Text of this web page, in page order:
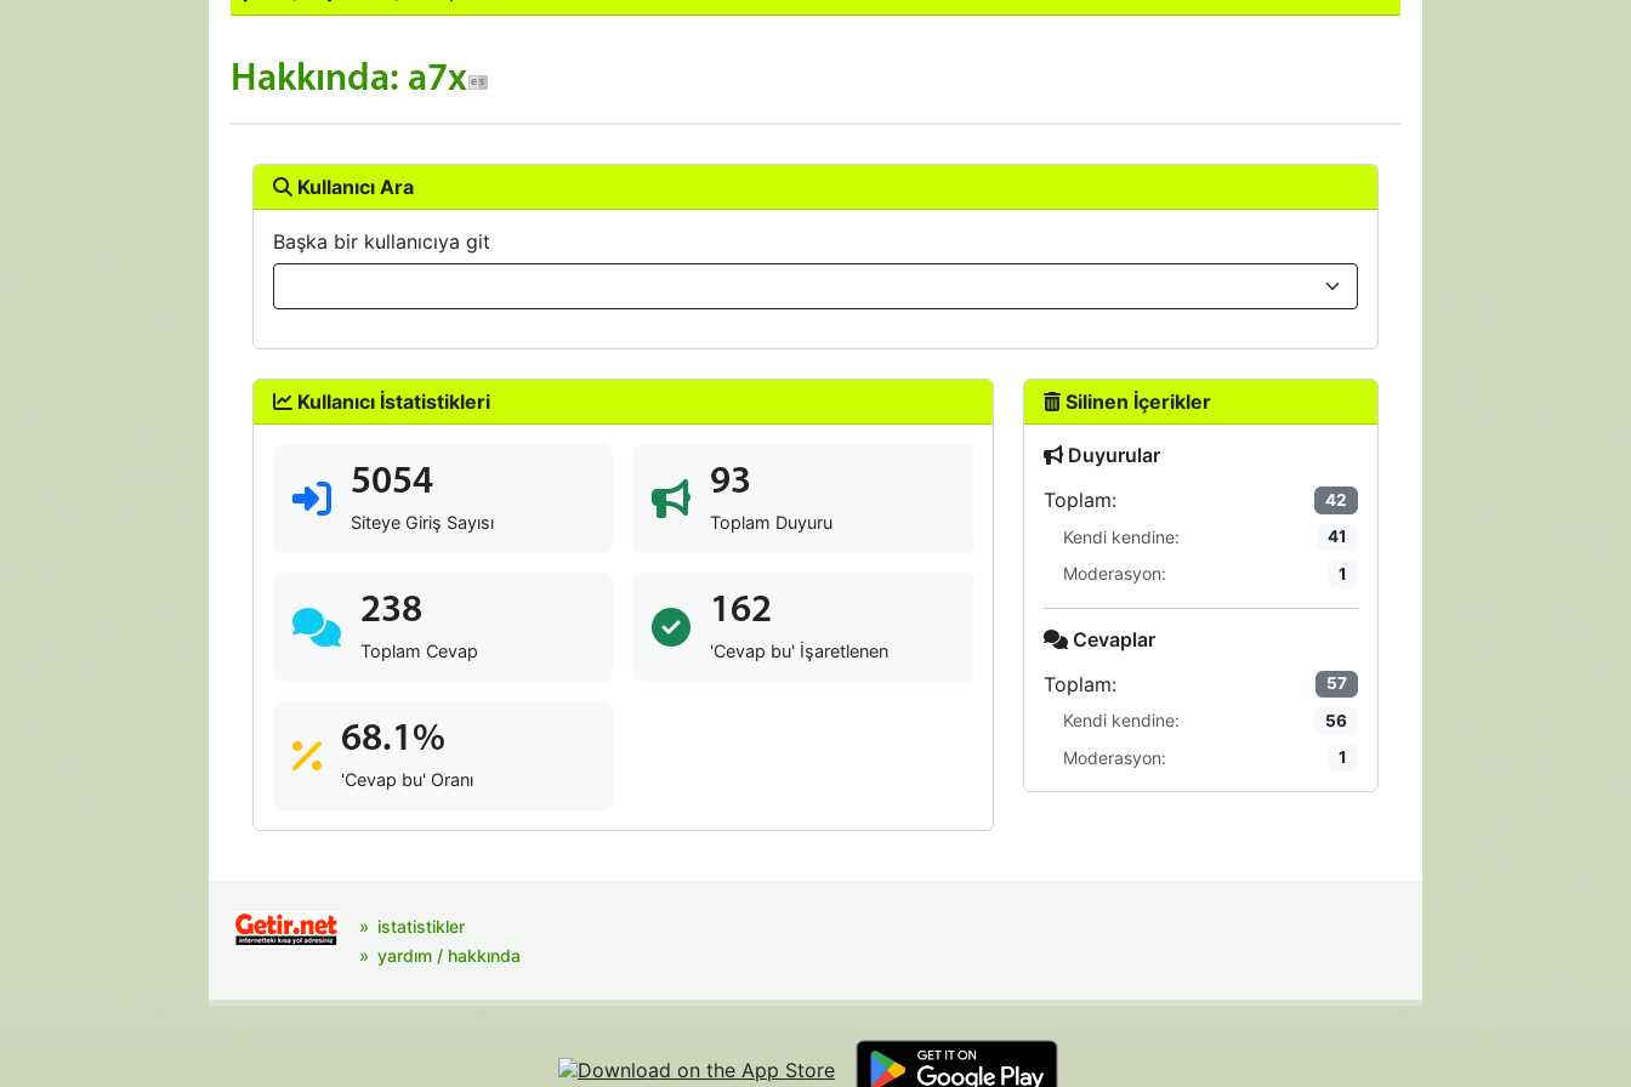
Hakkında: a7x
Kullanıcı Ara
Başka bir kullanıcıya git
Kullanıcı İstatistikleri
5054
Siteye Giriş Sayısı
93
Toplam Duyuru
238
Toplam Cevap
162
'Cevap bu' İşaretlenen
68.1%
'Cevap bu' Oranı
Silinen İçerikler
Duyurular
Toplam:
42
Kendi kendine: 41
Moderasyon: 1
Cevaplar
Toplam:
57
Kendi kendine: 56
Moderasyon: 1
istatistikler
yardım / hakkında